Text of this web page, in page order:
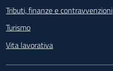
Tributi, finanze e contravvenzioni
Turismo
Vita lavorativa